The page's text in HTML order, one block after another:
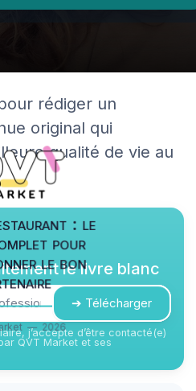
rédiger un
original qui
qualité de vie au
: le
pour
le bon
— 2026
le livre blanc
➔ Télécharger
j’accepte d’être contacté(e)
QVT Market et ses